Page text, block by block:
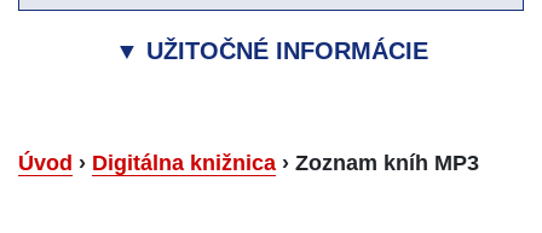
▼ UŽITOČNÉ INFORMÁCIE
Úvod › Digitálna knižnica › Zoznam kníh MP3